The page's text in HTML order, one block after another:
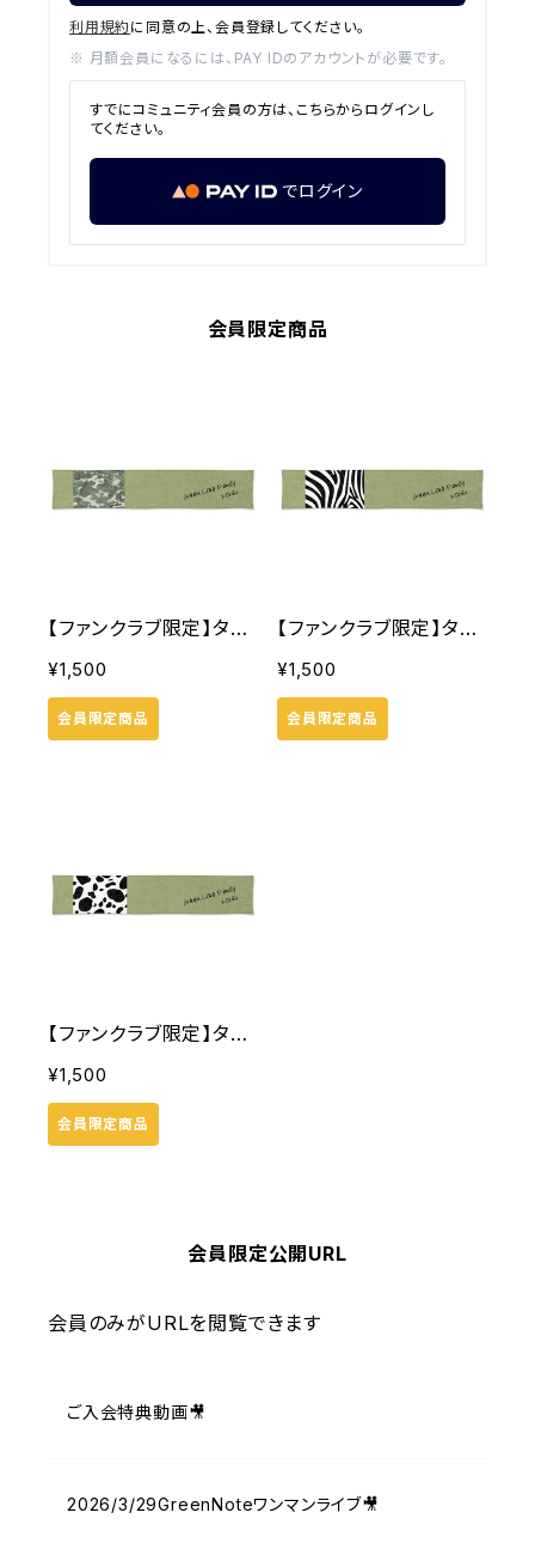
利用規約に同意の上、会員登録してください。
※ 月額会員になるには、PAY IDのアカウントが必要です。
すでにコミュニティ会員の方は、こちらからログインし
てください。
でログイン
会員限定商品
【ファンクラブ限定】タオ
ル(淡迷彩)
¥1,500
会員限定商品
【ファンクラブ限定】タオ
ル(ゼブラ)
¥1,500
会員限定商品
【ファンクラブ限定】タオ
ル(ダルメシアン)
¥1,500
会員限定商品
会員限定公開URL
会員のみがURLを閲覧できます
ご入会特典動画🎥
2026/3/29GreenNoteワンマンライブ🎥